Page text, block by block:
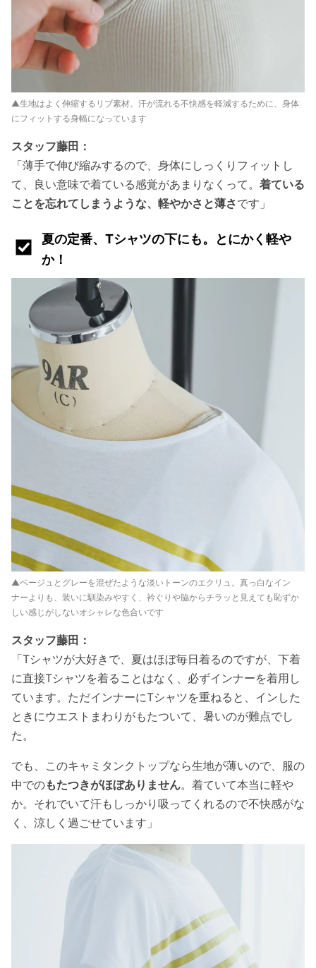
▲生地はよく伸縮するリブ素材。汗が流れる不快感を軽減するために、身体
にフィットする身幅になっています
スタッフ藤田：
「薄手で伸び縮みするので、身体にしっくりフィットし
て、良い意味で着ている感覚があまりなくって。 着ている
ことを忘れてしまうような、軽やかさと薄さです」
夏の定番、Tシャツの下にも。とにかく軽や
か！
▲ベージュとグレーを混ぜたような淡いトーンのエクリュ。真っ白なイン
ナーよりも、装いに馴染みやすく、衿ぐりや脇からチラッと見えても恥ずか
しい感じがしないオシャレな色合いです
スタッフ藤田：
「Tシャツが大好きで、夏はほぼ毎日着るのですが、下着
に直接Tシャツを着ることはなく、必ずインナーを着用し
ています。ただインナーにTシャツを重ねると、インした
ときにウエストまわりがもたついて、暑いのが難点でし
た。
でも、このキャミタンクトップなら生地が薄いので、服の
中でのもたつきがほぼありません。着ていて本当に軽や
か。それでいて汗もしっかり吸ってくれるので不快感がな
く、涼しく過ごせています」